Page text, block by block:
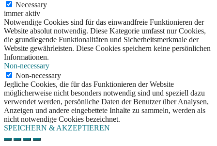
Necessary
immer aktiv
Notwendige Cookies sind für das einwandfreie Funktionieren der
Website absolut notwendig. Diese Kategorie umfasst nur Cookies,
die grundlegende Funktionalitäten und Sicherheitsmerkmale der
Website gewährleisten. Diese Cookies speichern keine persönlichen
Informationen.
Non-necessary
Non-necessary
Jegliche Cookies, die für das Funktionieren der Website
möglicherweise nicht besonders notwendig sind und speziell dazu
verwendet werden, persönliche Daten der Benutzer über Analysen,
Anzeigen und andere eingebettete Inhalte zu sammeln, werden als
nicht notwendige Cookies bezeichnet.
SPEICHERN & AKZEPTIEREN